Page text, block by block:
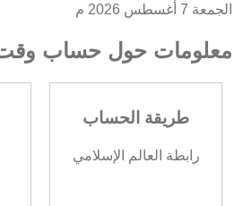
الجمعة 7 أغسطس 2026 م
معلومات حول حساب وقت
طريقة الحساب
رابطة العالم الإسلامي